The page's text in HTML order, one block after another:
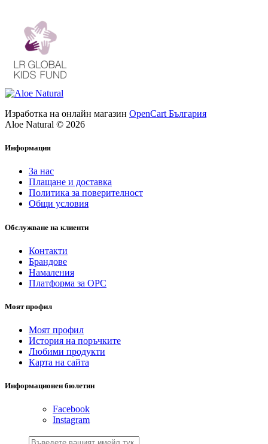
Изработка на онлайн магазин OpenCart България
Aloe Natural © 2026
Информация
За нас
Плащане и доставка
Политика за поверителност
Общи условия
Обслужване на клиенти
Контакти
Брандове
Намаления
Платформа за ОРС
Моят профил
Моят профил
История на поръчките
Любими продукти
Карта на сайта
Информационен бюлетин
Facebook
Instagram